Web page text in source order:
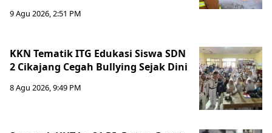
9 Agu 2026, 2:51 PM
KKN Tematik ITG Edukasi Siswa SDN
2 Cikajang Cegah Bullying Sejak Dini
8 Agu 2026, 9:49 PM